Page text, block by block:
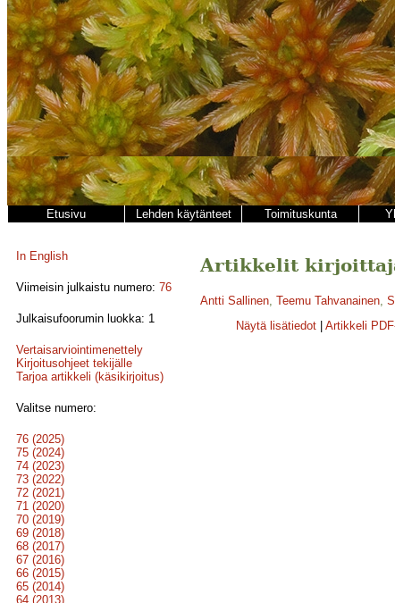
Etusivu Lehden käytänteet Toimituskunta
In English
Viimeisin julkaistu numero: 76
Julkaisufoorumin luokka: 1
Vertaisarviointimenettely
Kirjoitusohjeet tekijälle
Tarjoa artikkeli (käsikirjoitus)
Valitse numero:
76 (2025)
75 (2024)
74 (2023)
73 (2022)
72 (2021)
71 (2020)
70 (2019)
69 (2018)
68 (2017)
67 (2016)
66 (2015)
65 (2014)
64 (2013)
Artikkelit
Antti Sallinen, Teemu Tahvanainen,
Näytä lisätiedot
Artikkeli